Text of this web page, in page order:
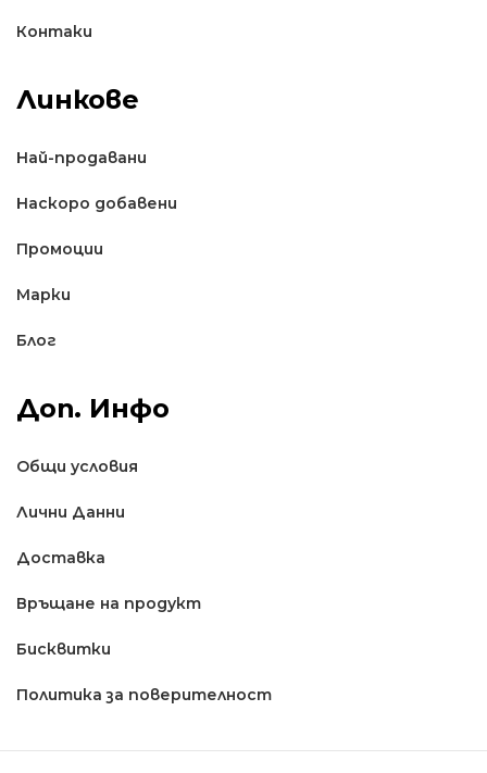
Контаки
Линкове
Най-продавани
Наскоро добавени
Промоции
Марки
Блог
Доп. Инфо
Общи условия
Лични Данни
Доставкa
Връщане на продукт
Бисквитки
Политика за поверителност